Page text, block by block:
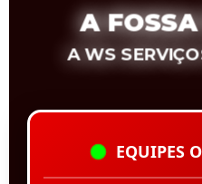
A FOSSA
A WS
EQUIPES